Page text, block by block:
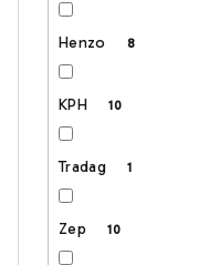
Henzo 8
KPH 10
Tradag 1
Zep 10